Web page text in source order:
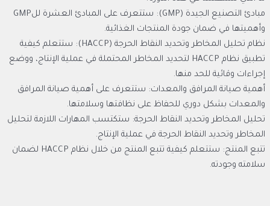
مبادئ التصنيع الجيدة (GMP): ستتعرف على المبادئ العشرة للGMP
وأهميتها في ضمان جودة المنتجات الغذائية.
نظام تحليل المخاطر وتحديد النقاط الحرجة (HACCP): ستتعلم كيفية
تطبيق نظام HACCP لتحديد المخاطر المحتملة في عملية الإنتاج، ووضع
إجراءات وقائية للحد منها.
أهمية صيانة المرافق والمعدات: ستتعرف على أهمية صيانة المرافق
والمعدات بشكل دوري للحفاظ على نظافتها وسلامتها.
تحليل المخاطر وتحديد النقاط الحرجة: ستكتسب المهارات اللازمة لتحليل
المخاطر وتحديد النقاط الحرجة في عملية الإنتاج.
تتبع المنتج: ستتعلم كيفية تتبع المنتج من خلال نظام HACCP لضمان
سلامته وجودته.